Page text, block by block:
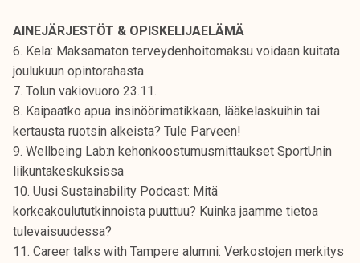
k
o
r
k
e
a
k
o
u
l
u
AINEJÄRJESTÖT & OPISKELIJAELÄMÄ
6. Kela: Maksamaton terveydenhoitomaksu voidaan kuitata
joulukuun opintorahasta
7. Tolun vakiovuoro 23.11.
8. Kaipaatko apua insinöörimatikkaan, lääkelaskuihin tai
kertausta ruotsin alkeista? Tule Parveen!
9. Wellbeing Lab:n kehonkoostumusmittaukset SportUnin
liikuntakeskuksissa
10. Uusi Sustainability Podcast: Mitä
korkeakoulututkinnoista puuttuu? Kuinka jaamme tietoa
tulevaisuudessa?
11. Career talks with Tampere alumni: Verkostojen merkitys